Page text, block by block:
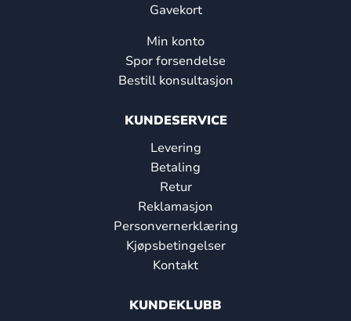
Gavekort
Min konto
Spor forsendelse
Bestill konsultasjon
KUNDESERVICE
Levering
Betaling
Retur
Reklamasjon
Personvernerklæring
Kjøpsbetingelser
Kontakt
KUNDEKLUBB